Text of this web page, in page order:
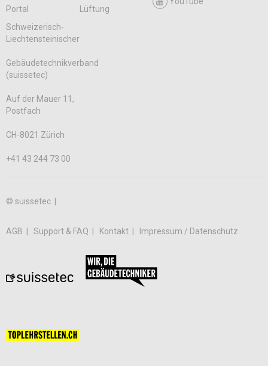
Portal
Lüftung
Schweizerisch-
Liechtensteinischer
Gebäudetechnikverband
(suissetec)
Auf der Mauer 11,
Postfach
CH-8021 Zürich
+41 43 244 73 00
© suissetec |
AGB Support & FAQ Kontakt Impressum / Datenschutz